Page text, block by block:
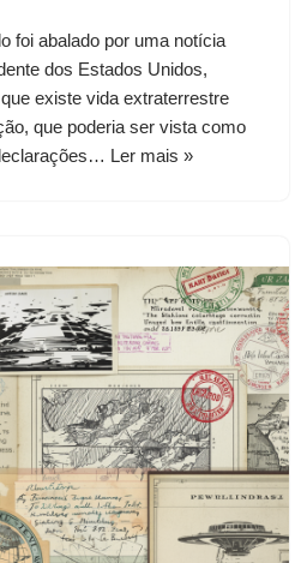
foi abalado por uma notícia
dos Estados Unidos,
existe vida extraterrestre
que poderia ser vista como
Ler mais »